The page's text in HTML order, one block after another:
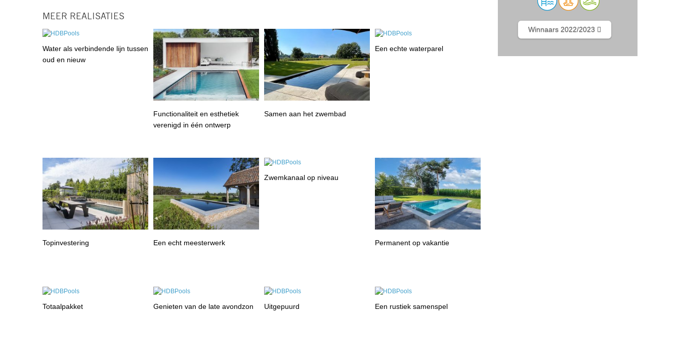
MEER REALISATIES
Water als verbindende lijn tussen
oud en nieuw
Functionaliteit en esthetiek
verenigd in één ontwerp
Samen aan het zwembad
Een echte waterparel
Topinvestering Een echt meesterwerk
Zwemkanaal op niveau
Permanent op vakantie
Totaalpakket Genieten van de late avondzon Uitgepuurd Een rustiek samenspel
Winnaars 2022/2023